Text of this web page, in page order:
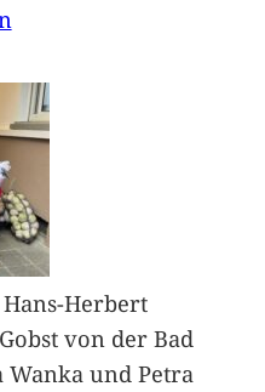
Herbert
von der Bad
und Petra